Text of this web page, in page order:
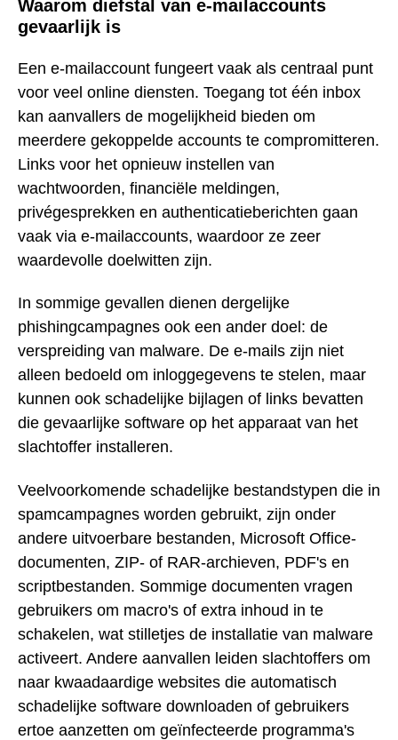
Waarom diefstal van e-mailaccounts
gevaarlijk is
Een e-mailaccount fungeert vaak als centraal punt
voor veel online diensten. Toegang tot één inbox
kan aanvallers de mogelijkheid bieden om
meerdere gekoppelde accounts te compromitteren.
Links voor het opnieuw instellen van
wachtwoorden, financiële meldingen,
privégesprekken en authenticatieberichten gaan
vaak via e-mailaccounts, waardoor ze zeer
waardevolle doelwitten zijn.
In sommige gevallen dienen dergelijke
phishingcampagnes ook een ander doel: de
verspreiding van malware. De e-mails zijn niet
alleen bedoeld om inloggegevens te stelen, maar
kunnen ook schadelijke bijlagen of links bevatten
die gevaarlijke software op het apparaat van het
slachtoffer installeren.
Veelvoorkomende schadelijke bestandstypen die in
spamcampagnes worden gebruikt, zijn onder
andere uitvoerbare bestanden, Microsoft Office-
documenten, ZIP- of RAR-archieven, PDF's en
scriptbestanden. Sommige documenten vragen
gebruikers om macro's of extra inhoud in te
schakelen, wat stilletjes de installatie van malware
activeert. Andere aanvallen leiden slachtoffers om
naar kwaadaardige websites die automatisch
schadelijke software downloaden of gebruikers
ertoe aanzetten om geïnfecteerde programma's